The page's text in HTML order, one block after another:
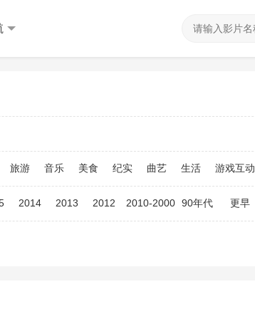
旅游 音乐 美食 纪实 曲艺 生活 游戏互动
2014 2013 2012 2010-2000 90年代 更早